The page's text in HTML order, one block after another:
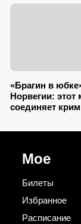
«Брагин в
Норвегии: этот
соединяет
Мое
Билеты
Избранное
Расписание